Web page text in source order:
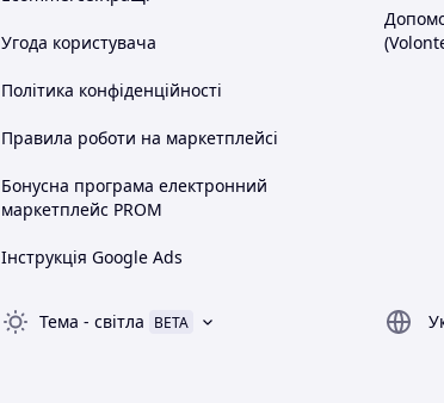
Угода користувача
Політика конфіденційності
Правила роботи на маркетплейсі
Бонусна програма електронний
маркетплейс PROM
Інструкція Google Ads
Тема - світла BETA